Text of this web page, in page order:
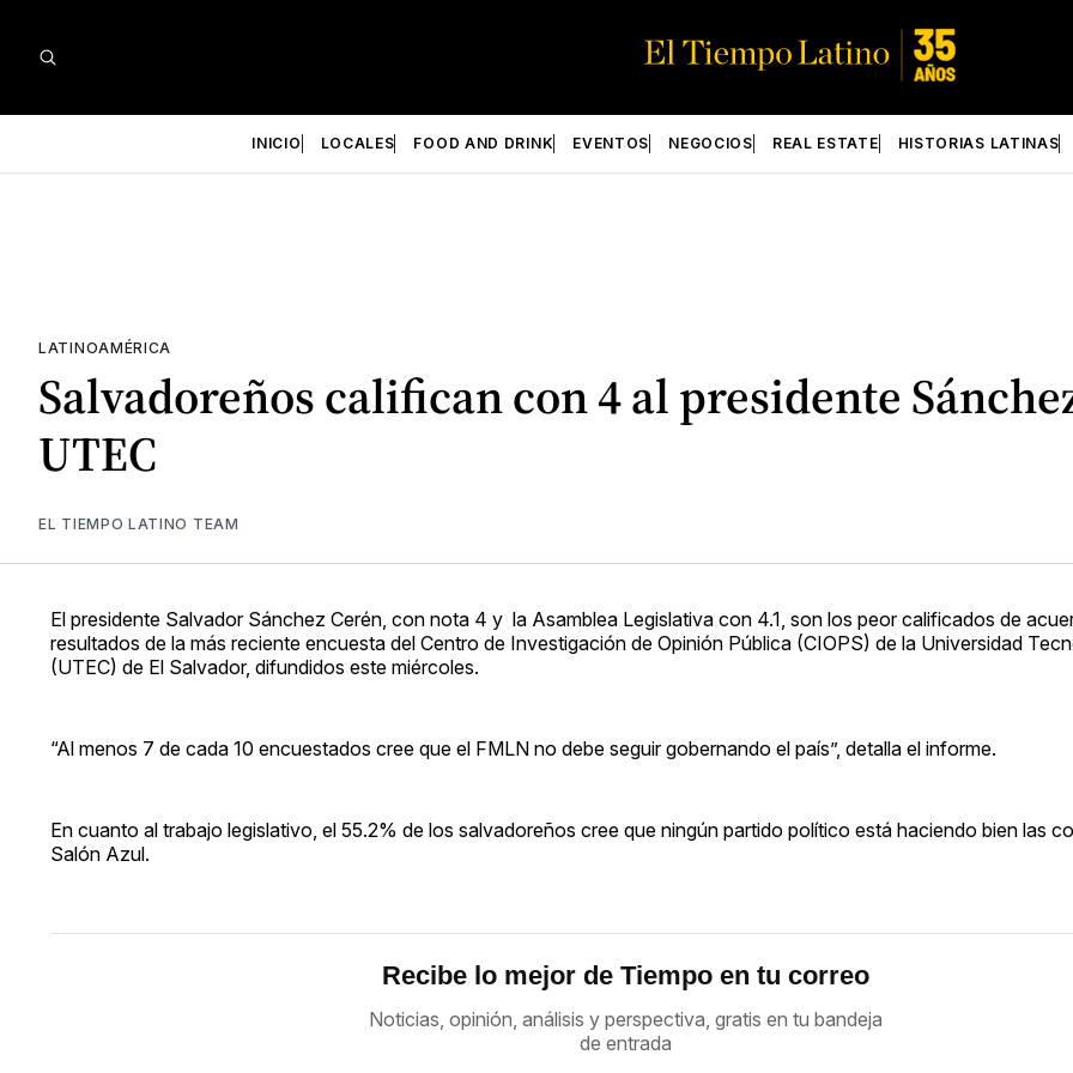
INICIO LOCALES FOOD AND DRINK EVENTOS NEGOCIOS REAL ESTATE HISTORIAS LATINAS
LATINOAMÉRICA
Salvadoreños califican con 4 al presidente
UTEC
EL TIEMPO LATINO TEAM
El presidente Salvador Sánchez Cerén, con nota 4 y la Asamblea Legislativa con 4.1, son los peor calificados de
resultados de la más reciente encuesta del Centro de Investigación de Opinión Pública (CIOPS) de la Universidad
(UTEC) de El Salvador, difundidos este miércoles.
“Al menos 7 de cada 10 encuestados cree que el FMLN no debe seguir gobernando el país”, detalla el informe.
En cuanto al trabajo legislativo, el 55.2% de los salvadoreños cree que ningún partido político está haciendo bien las
Salón Azul.
Recibe lo mejor de Tiempo en tu correo
Noticias, opinión, análisis y perspectiva, gratis en tu bandeja
de entrada